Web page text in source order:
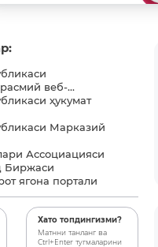
веб-...
ҳукумат
Марказий
Ассоциацияси
Биржаси
ягона портали
Хато топдингизми?
Матнни танланг ва
Ctrl+Enter тугмаларини